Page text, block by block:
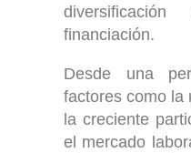
financiación.
Desde una
factores como la
la creciente
el mercado